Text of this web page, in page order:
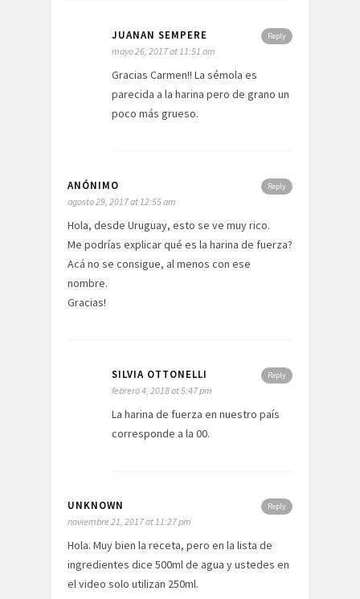
Reply
JUANAN SEMPERE
mayo 26, 2017 at 11:51 am
Gracias Carmen!! La sémola es
parecida a la harina pero de grano un
poco más grueso.
Reply
ANÓNIMO
agosto 29, 2017 at 12:55 am
Hola, desde Uruguay, esto se ve muy rico.
Me podrías explicar qué es la harina de fuerza?
Acá no se consigue, al menos con ese
nombre.
Gracias!
Reply
SILVIA OTTONELLI
febrero 4, 2018 at 5:47 pm
La harina de fuerza en nuestro país
corresponde a la 00.
Reply
UNKNOWN
noviembre 21, 2017 at 11:27 pm
Hola. Muy bien la receta, pero en la lista de
ingredientes dice 500ml de agua y ustedes en
el video solo utilizan 250ml.